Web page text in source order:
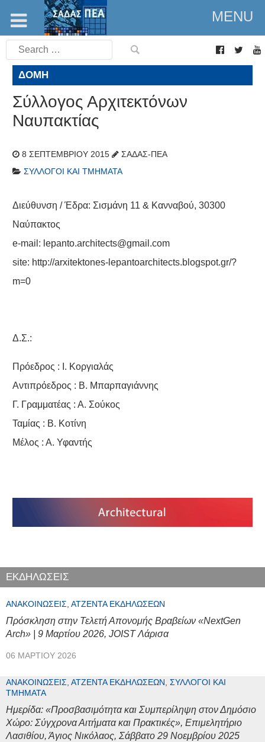
MENU
Search
for:
ΔΟΜΉ
Σύλλογος Αρχιτεκτόνων
Ναυπακτίας
8 ΣΕΠΤΕΜΒΡΊΟΥ 2015
ΣΑΔΑΣ-ΠΕΑ
ΣΎΛΛΟΓΟΙ ΚΑΙ ΤΜΉΜΑΤΑ
Διεύθυνση / Έδρα: Σισμάνη 11 & Κανναβού, 30300
Ναύπακτος
e-mail: lepanto.architects@gmail.com
site: http://arxitektones-lepantoarchitects.blogspot.gr/?
m=0
Δ.Σ.:
Πρόεδρος : Ι. Κοργιαλάς
Αντιπρόεδρος : Β. Μπαρπαγιάννης
Γ. Γραμματέας : Α. Σούκος
Ταμίας : B. Κοτίνη
Μέλος : Α. Υφαντής
ΕΚΔΗΛΩΣΕΙΣ
ΑΝΑΚΟΙΝΏΣΕΙΣ, ΑΤΖΈΝΤΑ ΕΚΔΗΛΏΣΕΩΝ
Πρόσκληση στην Τελετή Απονομής Βραβείων «NextGen
Arch» | 9 Μαρτίου 2026, JOIST Λάρισα
06 ΜΑΡΤΊΟΥ 2026
ΑΝΑΚΟΙΝΏΣΕΙΣ, ΑΤΖΈΝΤΑ ΕΚΔΗΛΏΣΕΩΝ, ΣΎΛΛΟΓΟΙ ΚΑΙ
ΤΜΉΜΑΤΑ
Ημερίδα: «Προσβασιμότητα και Συμπερίληψη στον Δημόσιο
Χώρο: Σύγχρονα Αιτήματα και Πρακτικές», Επιμελητήριο
Λασιθίου, Άγιος Νικόλαος, Σάββατο 29 Νοεμβρίου 2025